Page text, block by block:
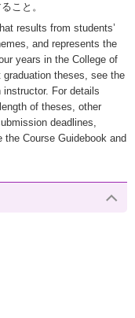
こと。
results from students’
and represents the
years in the College of
theses, see the
For details
of theses, other
deadlines,
Course Guidebook and